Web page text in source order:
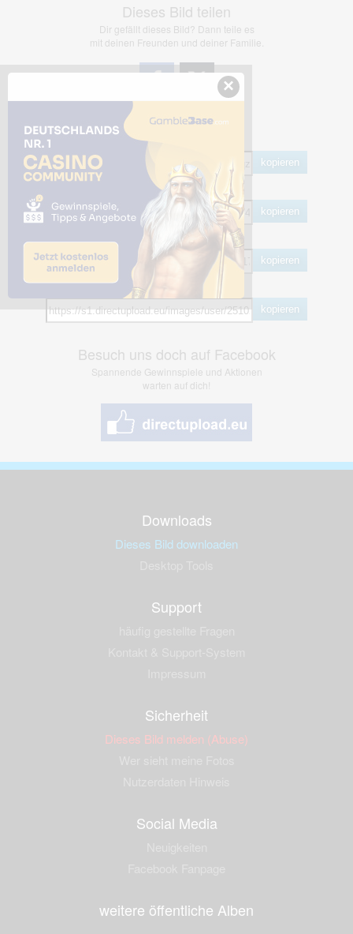
Dieses Bild teilen
Dir gefällt dieses Bild? Dann teile es
mit deinen Freunden und deiner Familie.
Share Links
kopieren
HTML
kopieren
BB Code
kopieren
kopieren
Besuch uns doch auf Facebook
Spannende Gewinnspiele und Aktionen
warten auf dich!
Downloads
Dieses Bild downloaden
Support
Sicherheit
Dieses Bild melden (Abuse)
Social Media
weitere öffentliche Alben
×